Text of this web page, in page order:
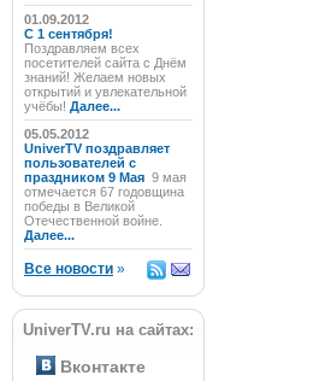
01.09.2012
C 1 сентября!
Поздравляем всех
посетителей сайта с Днём
знаний! Желаем новых
открытий и увлекательной
учёбы! Далее...
05.05.2012
UniverTV поздравляет
пользователей с
праздником 9 Мая 9 мая
отмечается 67 годовщина
победы в Великой
Отечественной войне.
Далее...
Все новости »
UniverTV.ru на сайтах:
Вконтакте